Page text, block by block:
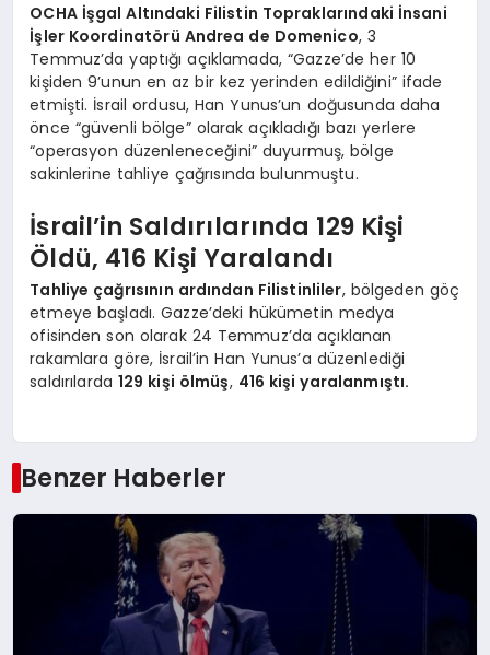
OCHA İşgal Altındaki Filistin Topraklarındaki İnsani
İşler Koordinatörü Andrea de Domenico, 3
Temmuz’da yaptığı açıklamada, “Gazze’de her 10
kişiden 9’unun en az bir kez yerinden edildiğini” ifade
etmişti. İsrail ordusu, Han Yunus’un doğusunda daha
önce “güvenli bölge” olarak açıkladığı bazı yerlere
“operasyon düzenleneceğini” duyurmuş, bölge
sakinlerine tahliye çağrısında bulunmuştu.
İsrail’in Saldırılarında 129 Kişi
Öldü, 416 Kişi Yaralandı
Tahliye çağrısının ardından Filistinliler, bölgeden göç
etmeye başladı. Gazze’deki hükümetin medya
ofisinden son olarak 24 Temmuz’da açıklanan
rakamlara göre, İsrail’in Han Yunus’a düzenlediği
saldırılarda 129 kişi ölmüş, 416 kişi yaralanmıştı.
Benzer Haberler